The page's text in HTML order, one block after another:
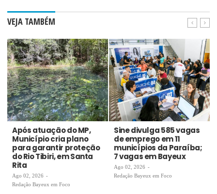
VEJA TAMBÉM
Após atuação do MP,
Município cria plano
para garantir proteção
do Rio Tibiri, em Santa
Rita
Ago 02, 2026 -
Redação Bayeux em Foco
Sine divulga 585 vagas
de emprego em 11
municípios da Paraíba;
7 vagas em Bayeux
Ago 02, 2026 -
Redação Bayeux em Foco